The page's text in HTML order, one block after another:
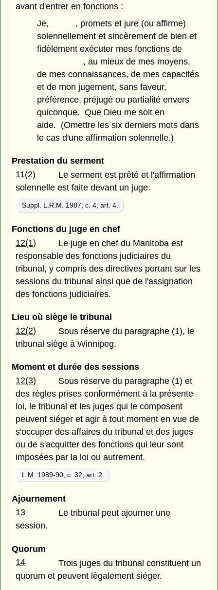
avant d'entrer en fonctions :
Je, , promets et jure (ou affirme)
solennellement et sincèrement de bien et
fidèlement exécuter mes fonctions de
, au mieux de mes moyens,
de mes connaissances, de mes capacités
et de mon jugement, sans faveur,
préférence, préjugé ou partialité envers
quiconque. Que Dieu me soit en
aide. (Omettre les six derniers mots dans
le cas d'une affirmation solennelle.)
Prestation du serment
11(2)
Le serment est prêté et l'affirmation
solennelle est faite devant un juge.
Suppl. L.R.M. 1987, c. 4, art. 4.
Fonctions du juge en chef
12(1)
Le juge en chef du Manitoba est
responsable des fonctions judiciaires du
tribunal, y compris des directives portant sur les
sessions du tribunal ainsi que de l'assignation
des fonctions judiciaires.
Lieu où siège le tribunal
12(2)
Sous réserve du paragraphe (1), le
tribunal siège à Winnipeg.
Moment et durée des sessions
12(3)
Sous réserve du paragraphe (1) et
des règles prises conformément à la présente
loi, le tribunal et les juges qui le composent
peuvent siéger et agir à tout moment en vue de
s'occuper des affaires du tribunal et des juges
ou de s'acquitter des fonctions qui leur sont
imposées par la loi ou autrement.
L.M. 1989-90, c. 32, art. 2.
Ajournement
13
Le tribunal peut ajourner une
session.
Quorum
14
Trois juges du tribunal constituent un
quorum et peuvent légalement siéger.